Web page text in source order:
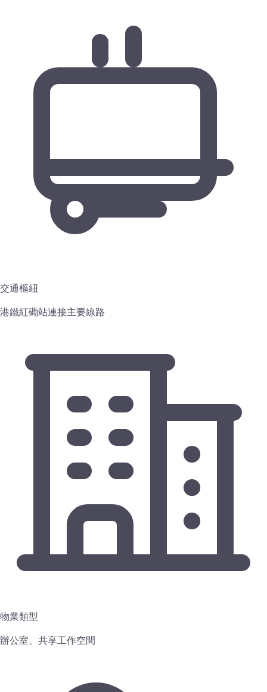
交通樞紐
港鐵紅磡站連接主要線路
物業類型
辦公室、共享工作空間